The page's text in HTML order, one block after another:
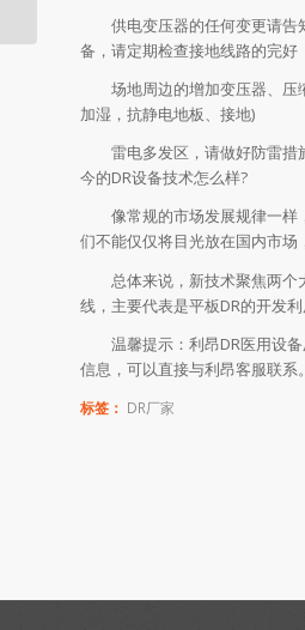
供电变压器的任何变更请告
备，请定期检查接地线路的完好
场地周边的增加变压器、压
加湿，抗静电地板、接地)
雷电多发区，请做好防雷措
今的DR设备技术怎么样?
像常规的市场发展规律一样，
们不能仅仅将目光放在国内市场
总体来说，新技术聚焦两个大
线，主要代表是平板DR的开发
温馨提示：利昂DR医用设备
信息，可以直接与利昂客服联系。
标签： DR厂家